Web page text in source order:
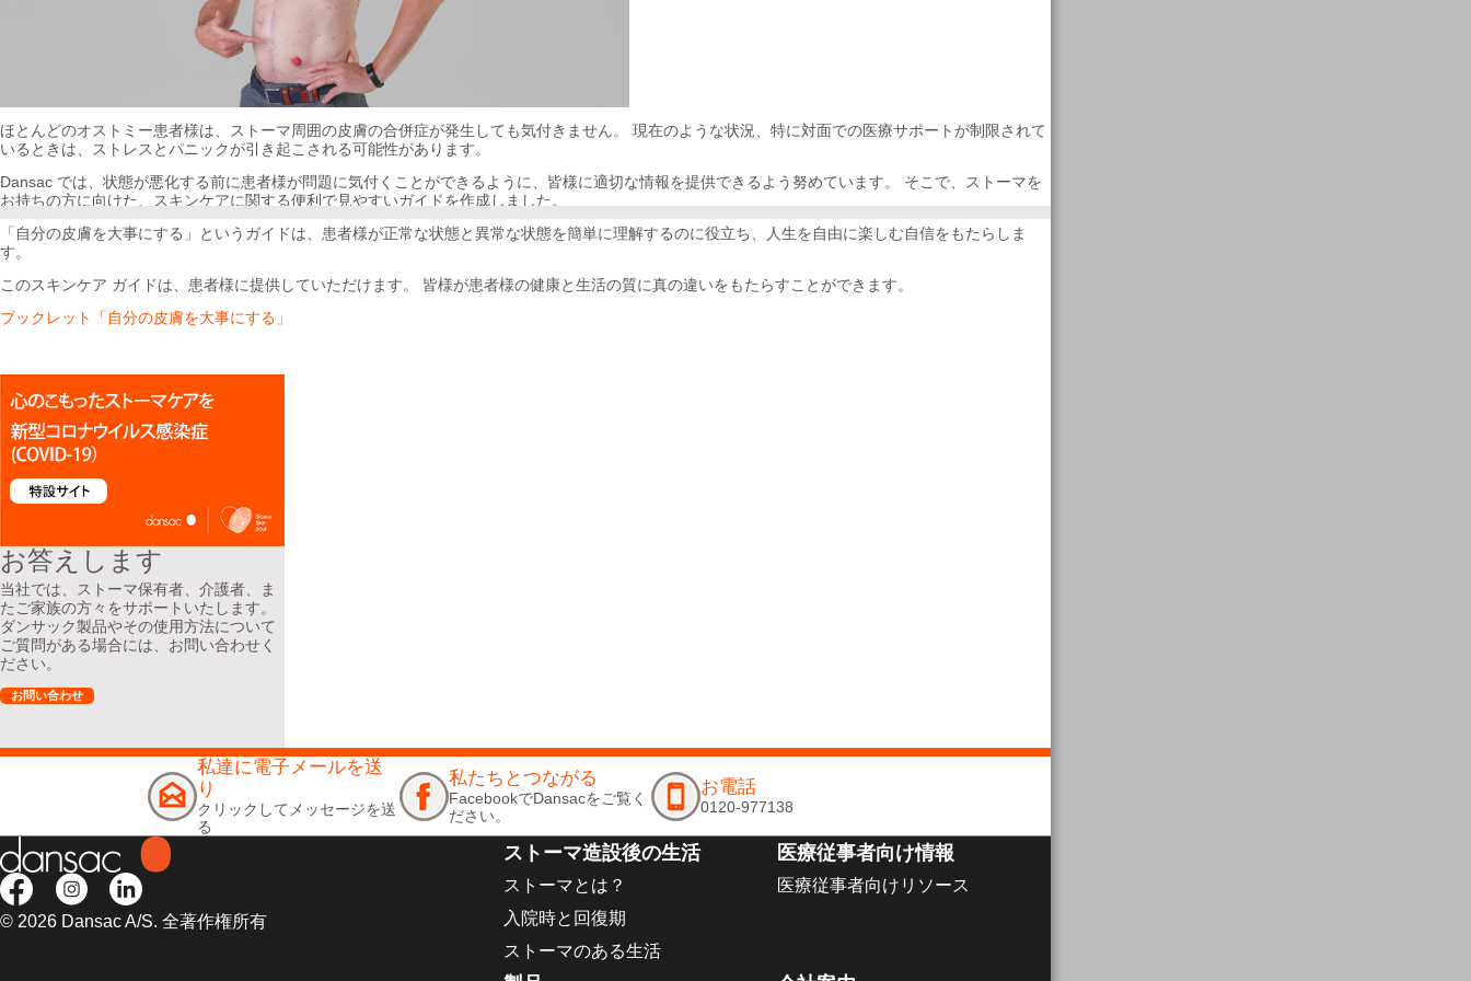
ほとんどのオストミー患者様は、ストーマ周囲の皮膚の合併症が発生しても気付きません。 現在のような状況、特に対面での医療サポートが制限されて
いるときは、ストレスとパニックが引き起こされる可能性があります。
Dansac では、状態が悪化する前に患者様が問題に気付くことができるように、皆様に適切な情報を提供できるよう努めています。 そこで、ストーマを
お持ちの方に向けた、スキンケアに関する便利で見やすいガイドを作成しました。
「自分の皮膚を大事にする」というガイドは、患者様が正常な状態と異常な状態を簡単に理解するのに役立ち、人生を自由に楽しむ自信をもたらしま
す。
このスキンケア ガイドは、患者様に提供していただけます。 皆様が患者様の健康と生活の質に真の違いをもたらすことができます。
ブックレット「自分の皮膚を大事にする」
お答えします
当社では、ストーマ保有者、介護者、ま
たご家族の方々をサポートいたします。
ダンサック製品やその使用方法について
ご質問がある場合には、お問い合わせく
ださい。
お問い合わせ
私達に電子メールを送
り
クリックしてメッセージを送
る
私たちとつながる
FacebookでDansacをご覧く
ださい。
お電話
0120-977138
© 2026 Dansac A/S. 全著作権所有
ストーマ造設後の生活
ストーマとは？
入院時と回復期
ストーマのある生活
医療従事者向け情報
医療従事者向けリソース